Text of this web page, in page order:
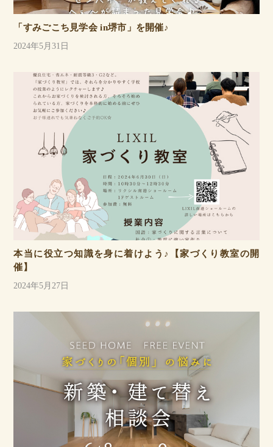
「すみごこち見学会 in堺市」を開催♪
2024年5月31日
本当に役立つ知識を身に着けよう♪【家づくり教室の開
催】
2024年5月27日